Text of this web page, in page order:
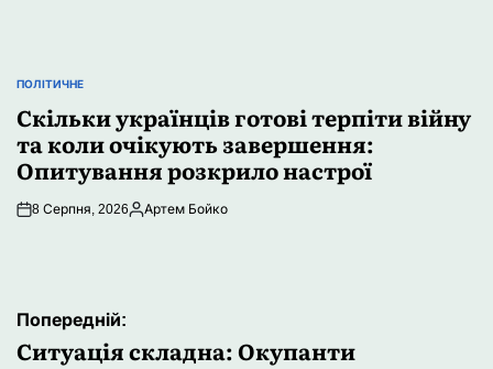
ОПУБЛІКУВАТИ
ПОЛІТИЧНЕ
Скільки українців готові терпіти війну
та коли очікують завершення:
Опитування розкрило настрої
8 Серпня, 2026
Опубліковано
Артем Бойко
Навігація
записів
Попередній:
Ситуація складна: Окупанти